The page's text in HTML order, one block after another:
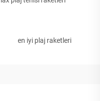
en iyi plaj raketleri